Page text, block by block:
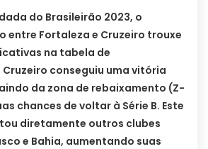
do Brasileirão 2023, o
entre Fortaleza e Cruzeiro trouxe
na tabela de
conseguiu uma vitória
da zona de rebaixamento (Z-
chances de voltar à Série B. Este
diretamente outros clubes
e Bahia, aumentando suas